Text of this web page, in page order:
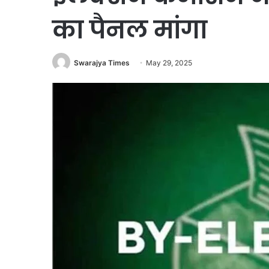
का पैनल मांगा
Swarajya Times May 29, 2025